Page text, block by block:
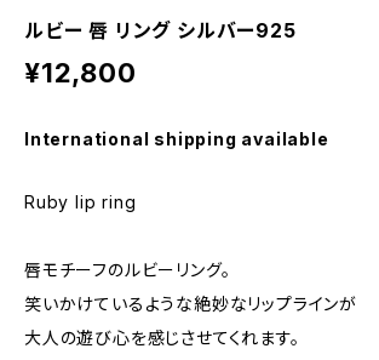
ルビー 唇 リング シルバー925
¥12,800
International shipping available
Ruby lip ring
唇モチーフのルビーリング。
笑いかけているような絶妙なリップラインが
大人の遊び心を感じさせてくれます。